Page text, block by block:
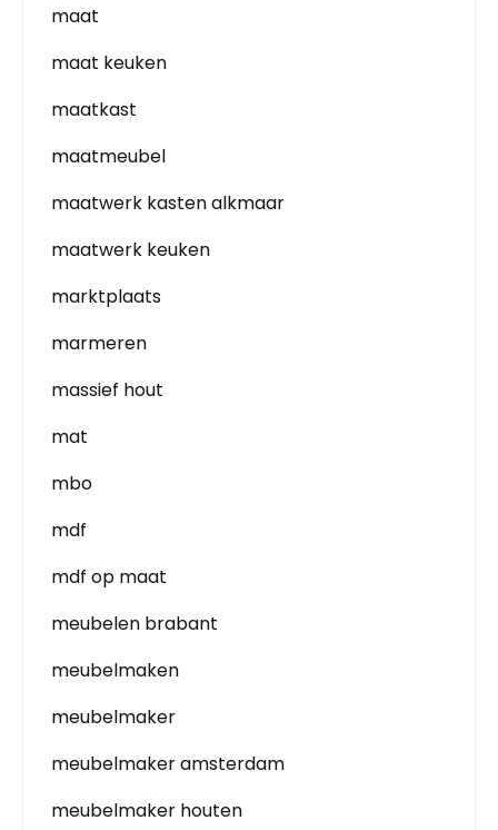
maat
maat keuken
maatkast
maatmeubel
maatwerk kasten alkmaar
maatwerk keuken
marktplaats
marmeren
massief hout
mat
mbo
mdf
mdf op maat
meubelen brabant
meubelmaken
meubelmaker
meubelmaker amsterdam
meubelmaker houten